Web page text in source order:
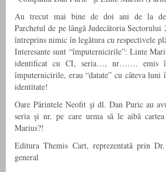
Au trecut mai bine de doi ani de la
Parchetul de pe lângă Judecătoria Sectorului
întreprins nimic în legătura cu respectivele
Interesante sunt “împuternicirile”: Linte
identificat cu CI, seria…, nr……. emis
împuternicirile, erau “datate” cu câteva
identitate!
Oare Părintele Neofit şi dl. Dan Puric au
seria şi nr. pe care urma să le aibă
Marius?!
Editura Themis Cart, reprezentată prin
general